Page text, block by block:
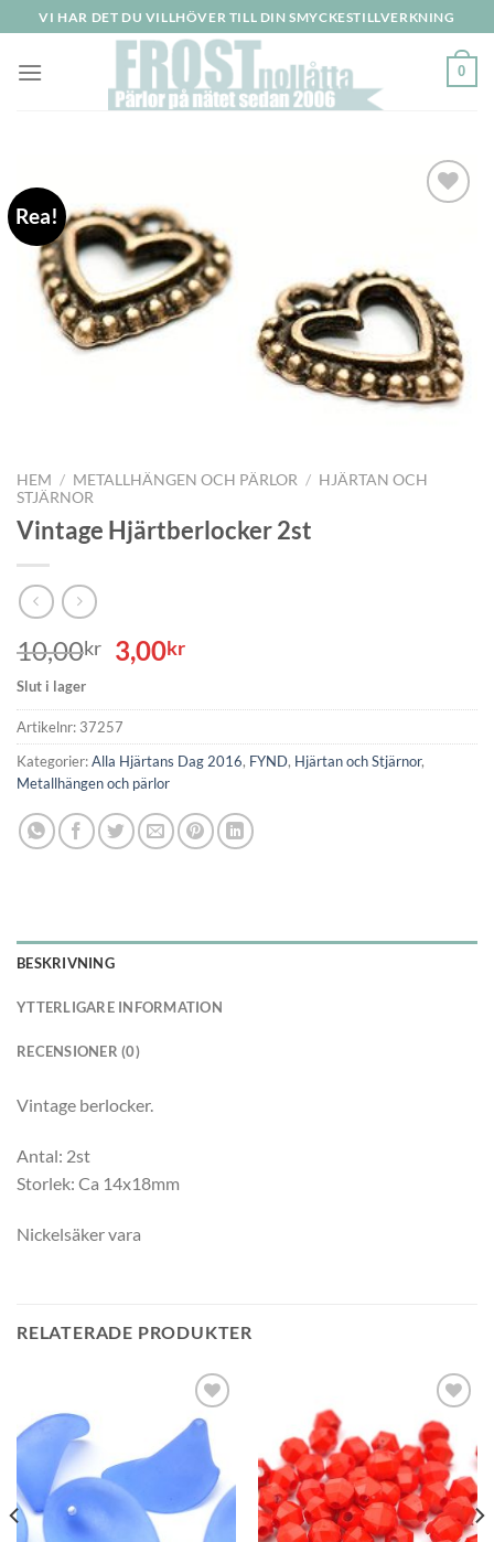
to
content
VI HAR DET DU VILLHÖVER TILL DIN SMYCKESTILLVERKNING
0
Rea!
önskelistan
HEM / METALLHÄNGEN OCH PÄRLOR / HJÄRTAN OCH
STJÄRNOR
Vintage Hjärtberlocker 2st
10,00kr Det
ursprungliga
priset
var:
10,00kr.
3,00krDet
priset
3,00kr.
Slut i lager
Artikelnr: 37257
Kategorier:Alla Hjärtans Dag 2016, FYND, Hjärtan och Stjärnor,
Metallhängen och pärlor
BESKRIVNING
YTTERLIGARE INFORMATION
RECENSIONER (0)
Vintage berlocker.
Antal: 2st
Storlek: Ca 14x18mm
Nickelsäker vara
RELATERADE PRODUKTER
Lägg
önskelistan
Lägg
till i
önskelistan